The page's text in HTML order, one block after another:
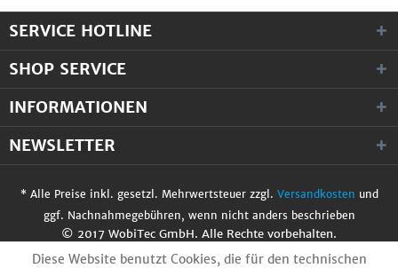
SERVICE HOTLINE
SHOP SERVICE
INFORMATIONEN
NEWSLETTER
* Alle Preise inkl. gesetzl. Mehrwertsteuer zzgl. Versandkosten und
ggf. Nachnahmegebühren, wenn nicht anders beschrieben
© 2017 WobiTec GmbH. Alle Rechte vorbehalten.
Diese Website benutzt Cookies, die für den technischen